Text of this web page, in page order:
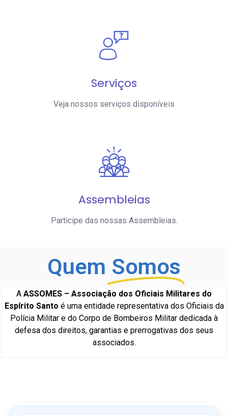
Serviços
Veja nossos serviços disponíveis
Assembleias
Participe das nossas Assembleias.
Quem Somos
A ASSOMES – Associação dos Oficiais Militares do
Espírito Santo é uma entidade representativa dos Oficiais da
Polícia Militar e do Corpo de Bombeiros Militar dedicada à
defesa dos direitos, garantias e prerrogativas dos seus
associados.